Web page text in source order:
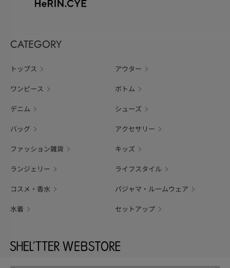
CATEGORY
トップス アウター
ワンピース ボトム
デニム シューズ
バッグ アクセサリー
ファッション雑貨 キッズ
ランジェリー ライフスタイル
コスメ・香水 パジャマ・ルームウェア
水着 セットアップ